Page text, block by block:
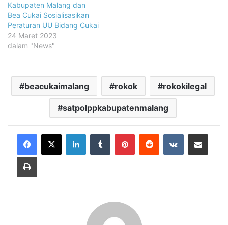
Kabupaten Malang dan
Bea Cukai Sosialisasikan
Peraturan UU Bidang Cukai
24 Maret 2023
dalam "News"
beacukaimalang rokok rokokilegal
satpolppkabupatenmalang
LinkedInTumblr PinterestReddit VKontakteShare via Email
Print